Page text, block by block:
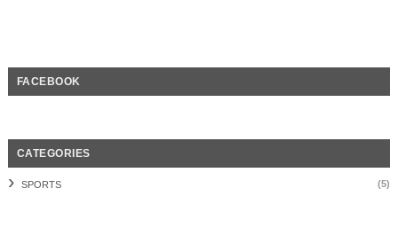
FACEBOOK
CATEGORIES
SPORTS (5)